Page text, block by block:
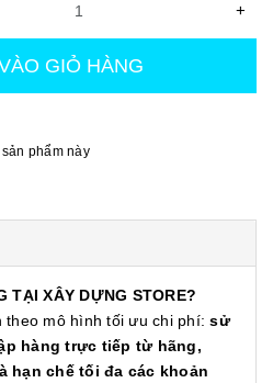
+
GIỎ HÀNG
phẩm này
TẠI XÂY DỰNG STORE?
theo mô hình tối ưu chi phí:sử
hàng trực tiếp từ hãng,
hạn chế tối đa các khoản